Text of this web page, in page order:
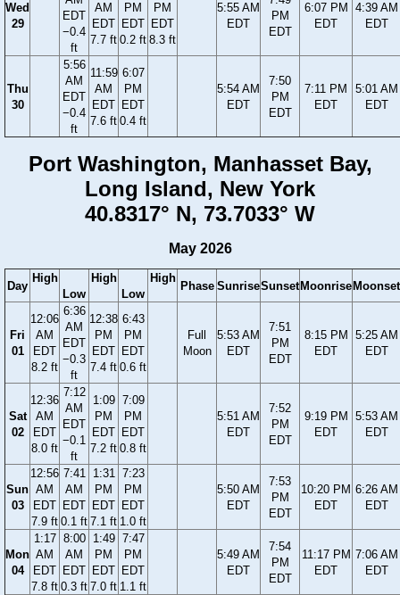
Wed
29
EDT
−0.4
ft
AM
EDT
7.7 ft
PM
EDT
0.2 ft
PM
EDT
8.3 ft
5:55 AM
EDT
PM
EDT
6:07 PM
EDT
4:39 AM
EDT
Thu
30
5:56
AM
EDT
−0.4
ft
11:59
AM
EDT
7.6 ft
6:07
PM
EDT
0.4 ft
5:54 AM
EDT
7:50
PM
EDT
7:11 PM
EDT
5:01 AM
EDT
Port Washington, Manhasset Bay,
Long Island, New York
40.8317° N, 73.7033° W
May 2026
Day
High
Low
High
Low
High
Phase SunriseSunset Moonrise Moonset
Fri
01
12:06
AM
EDT
8.2 ft
6:36
AM
EDT
−0.3
ft
12:38
PM
EDT
7.4 ft
6:43
PM
EDT
0.6 ft
Full
Moon
5:53 AM
EDT
7:51
PM
EDT
8:15 PM
EDT
5:25 AM
EDT
Sat
02
12:36
AM
EDT
8.0 ft
7:12
AM
EDT
−0.1
ft
1:09
PM
EDT
7.2 ft
7:09
PM
EDT
0.8 ft
5:51 AM
EDT
7:52
PM
EDT
9:19 PM
EDT
5:53 AM
EDT
Sun
03
12:56
AM
EDT
7.9 ft
7:41
AM
EDT
0.1 ft
1:31
PM
EDT
7.1 ft
7:23
PM
EDT
1.0 ft
5:50 AM
EDT
7:53
PM
EDT
10:20 PM
EDT
6:26 AM
EDT
Mon
04
1:17
AM
EDT
7.8 ft
8:00
AM
EDT
0.3 ft
1:49
PM
EDT
7.0 ft
7:47
PM
EDT
1.1 ft
5:49 AM
EDT
7:54
PM
EDT
11:17 PM
EDT
7:06 AM
EDT